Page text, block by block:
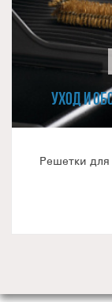
УХОД И
Решетки